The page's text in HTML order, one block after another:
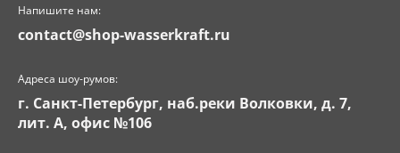
Напишите нам:
contact@shop-wasserkraft.ru
Адреса шоу-румов:
г. Санкт-Петербург, наб.реки Волковки, д. 7,
лит. А, офис №106